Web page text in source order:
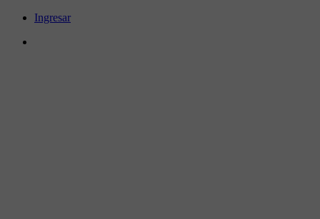
Ingresar